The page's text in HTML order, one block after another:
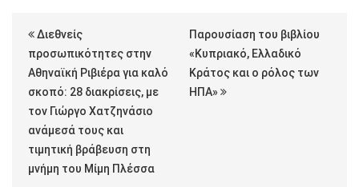
Διεθνείς
προσωπικότητες στην
Αθηναϊκή Ριβιέρα για καλό
σκοπό: 28 διακρίσεις, με
τον Γιώργο Χατζηνάσιο
ανάμεσά τους και
τιμητική βράβευση στη
μνήμη του Μίμη Πλέσσα
Παρουσίαση του βιβλίου
«Κυπριακό, Ελλαδικό
Κράτος και ο ρόλος των
ΗΠΑ»